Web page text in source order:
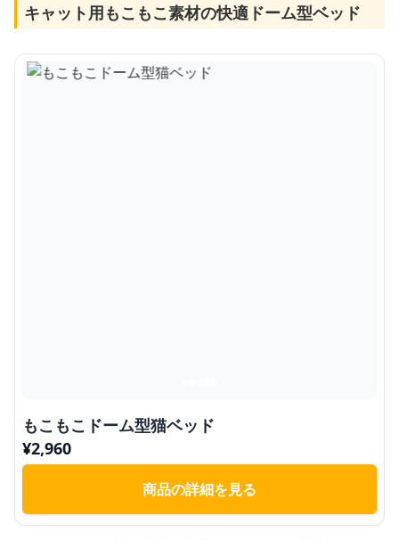
キャット用もこもこ素材の快適ドーム型ベッド
もこもこドーム型猫ベッド
¥2,960
商品の詳細を見る